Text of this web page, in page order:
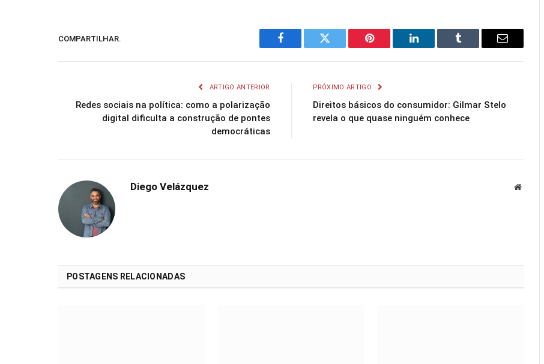
COMPARTILHAR.
Facebook Twitter Pinterest LinkedIn Tumblr Email
ARTIGO ANTERIOR
Redes sociais na política: como a polarização
digital dificulta a construção de pontes
democráticas
PRÓXIMO ARTIGO
Direitos básicos do consumidor: Gilmar Stelo
revela o que quase ninguém conhece
Diego Velázquez Website
POSTAGENS RELACIONADAS